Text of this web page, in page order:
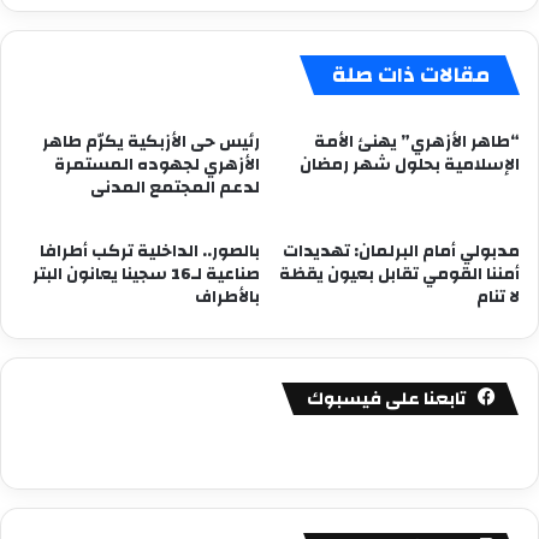
مقالات ذات صلة
“طاهر الأزهري” يهنئ الأمة
الإسلامية بحلول شهر رمضان
رئيس حى الأزبكية يكرّم طاهر
الأزهري لجهوده المستمرة
لدعم المجتمع المدنى
مدبولي أمام البرلمان: تهديدات
أمننا القومي تقابل بعيون يقظة
لا تنام
بالصور.. الداخلية تركب أطرافا
صناعية لـ16 سجينا يعانون البتر
بالأطراف
تابعنا على فيسبوك